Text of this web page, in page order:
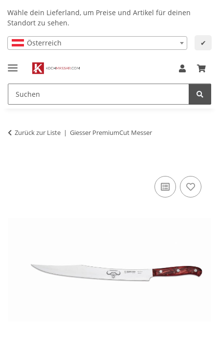
Wähle dein Lieferland, um Preise und Artikel für deinen
Standort zu sehen.
Österreich ✔
Zurück zur Liste Giesser PremiumCut Messer